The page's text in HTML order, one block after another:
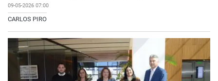
09-05-2026 07:00
CARLOS PIRO